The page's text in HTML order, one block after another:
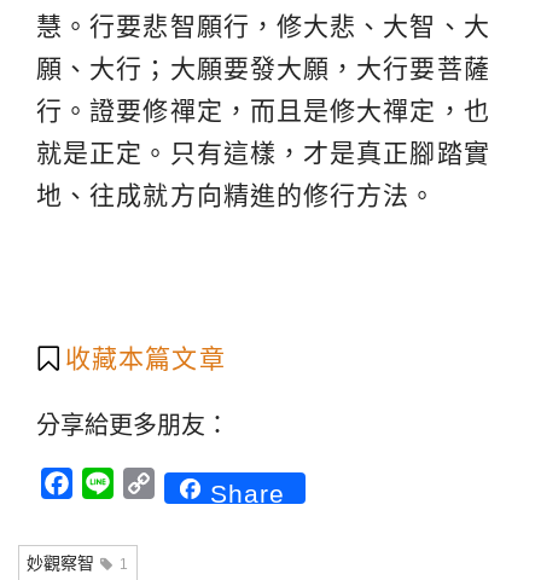
慧。行要悲智願行，修大悲、大智、大
願、大行；大願要發大願，大行要菩薩
行。證要修禪定，而且是修大禪定，也
就是正定。只有這樣，才是真正腳踏實
地、往成就方向精進的修行方法。
收藏本篇文章
分享給更多朋友：
Facebook
Line CopyShare
妙觀察智 1